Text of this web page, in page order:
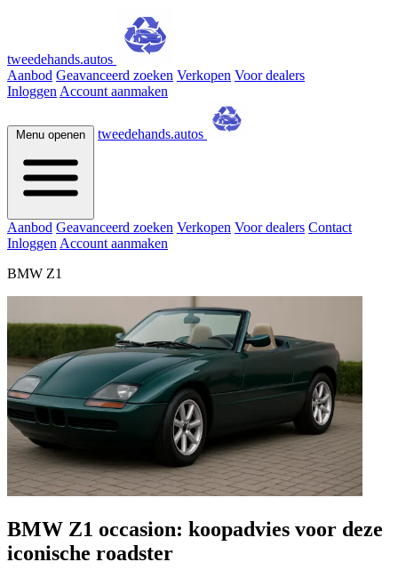
tweedehands.autos
Aanbod Geavanceerd zoeken Verkopen Voor dealers
Inloggen Account aanmaken
Menu openen tweedehands.autos
Aanbod Geavanceerd zoeken Verkopen Voor dealers Contact
Inloggen Account aanmaken
BMW Z1
BMW Z1 occasion: koopadvies voor deze
iconische roadster